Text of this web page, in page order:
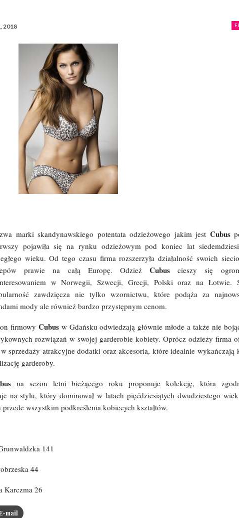
2018
marki skandynawskiego potentata odzieżowego jakim jest Cubus
pojawiła się na rynku odzieżowym pod koniec lat
wieku. Od tego czasu firma rozszerzyła działalność swoich
prawie na całą Europę. OdzieżCubuscieszy się
w Norwegii, Szwecji, Grecji, Polski oraz na Łotwie.
zawdzięcza nie tylko wzornictwu, które podąża za
mody ale również bardzo przystępnym cenom.
firmowy Cubusw Gdańsku odwiedzają głównie młode a także nie
rozwiązań w swojej garderobie kobiety. Oprócz odzieży firma
sprzedaży atrakcyjne dodatki oraz akcesoria, które idealnie wykańczają
garderoby.
na sezon letni bieżącego roku proponuje kolekcję, która
na stylu, który dominował w latach pięćdziesiątych dwudziestego
wszystkim podkreślenia kobiecych kształtów.
141
44
Karczma 26
mail